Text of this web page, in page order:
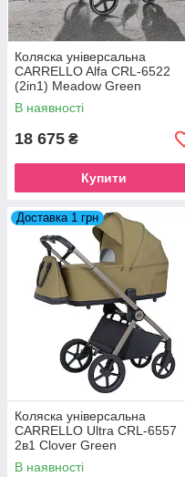
Коляска універсальна
CARRELLO Alfa CRL-6522
(2in1) Meadow Green
В наявності
18 675 ₴
Купити
Доставка 1 грн
Коляска універсальна
CARRELLO Ultra CRL-6557
2в1 Clover Green
В наявності